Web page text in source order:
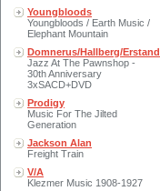
Youngbloods
Youngbloods / Earth Music /
Elephant Mountain
Domnerus/Hallberg/Erstand
Jazz At The Pawnshop -
30th Anniversary
3xSACD+DVD
Prodigy
Music For The Jilted
Generation
Jackson Alan
Freight Train
V/A
Klezmer Music 1908-1927